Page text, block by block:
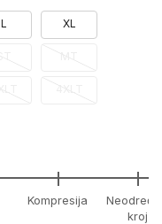
L XL
Kompresija
kroj